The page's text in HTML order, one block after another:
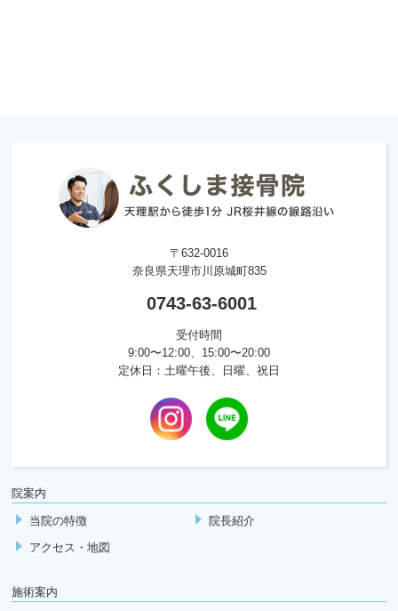
〒632-0016
奈良県天理市川原城町835
0743-63-6001
受付時間
9:00〜12:00、15:00〜20:00
定休日：土曜午後、日曜、祝日
院案内
当院の特徴
院長紹介
アクセス・地図
施術案内